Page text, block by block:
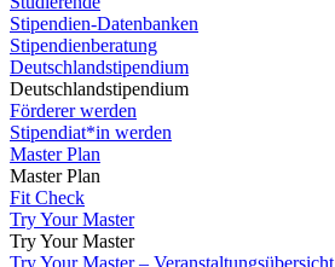
Stipendien-Datenbanken
Stipendienberatung
Deutschlandstipendium
Deutschlandstipendium
Förderer werden
Stipendiat*in werden
Master Plan
Master Plan
Fit Check
Try Your Master
Try Your Master
Try Your Master – Veranstaltungsübersicht